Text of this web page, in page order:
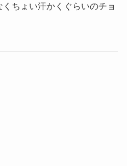
ちょい汗かくぐらいのチョ